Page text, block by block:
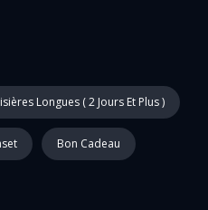
Longues ( 2 Jours Et Plus )
Bon Cadeau